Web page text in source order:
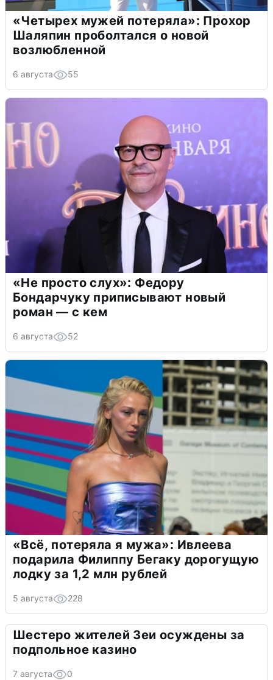
«Четырех мужей потеряла»: Прохор
Шаляпин проболтался о новой
возлюбленной
6 августа 55
«Не просто слух»: Федору
Бондарчуку приписывают новый
роман — с кем
6 августа 52
«Всё, потеряла я мужа»: Ивлеева
подарила Филиппу Бегаку дорогущую
лодку за 1,2 млн рублей
5 августа 228
Шестеро жителей Зеи осуждены за
подпольное казино
7 августа 0